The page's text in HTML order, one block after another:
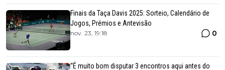
Finais da Taça Davis 2025: Sorteio, Calendário de
Jogos, Prémios e Antevisão
nov. 23, 19:18 0
“É muito bom disputar 3 encontros aqui antes do